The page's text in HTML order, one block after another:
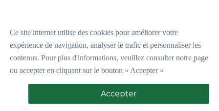
Ce site internet utilise des cookies pour améliorer votre
expérience de navigation, analyser le trafic et personnaliser les
contenus. Pour plus d'informations, veuillez consulter notre page
ou accepter en cliquant sur le bouton « Accepter »
Accepter